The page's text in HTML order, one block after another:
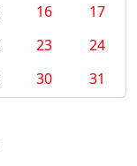
16
17
23
24
30 31